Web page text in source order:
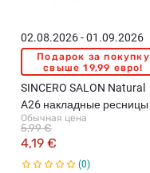
02.08.2026 - 01.09.2026
Подарок за покупку
свыше 19,99 евро!
SINCERO SALON Natural
A26 накладные ресницы
Обычная цена
4,19 €
5,99 €
0